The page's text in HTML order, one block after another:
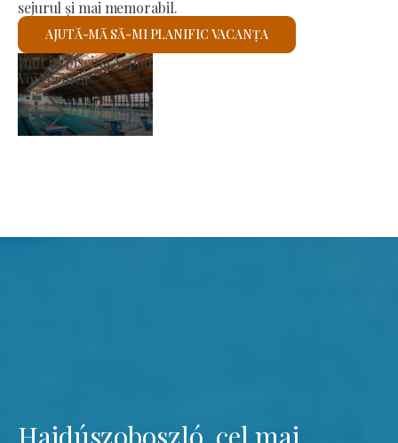
sejurul și mai memorabil.
AJUTĂ-MĂ SĂ-MI PLANIFIC VACANȚA
Piața producătorilor
Voi verifica
Hajdúszoboszló, cel mai